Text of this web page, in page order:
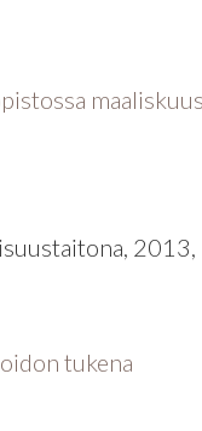
2013,
tukena